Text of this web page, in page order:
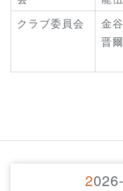
クラブ委員会
金谷
晋爾